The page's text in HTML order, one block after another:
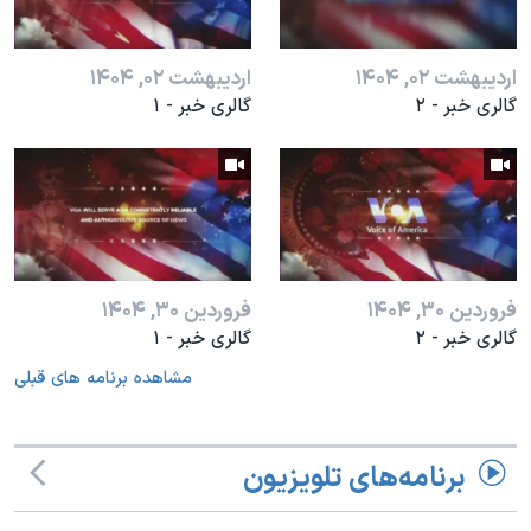
اردیبهشت ۰۲, ۱۴۰۴
گالری خبر - ۲
اردیبهشت ۰۲, ۱۴۰۴
گالری خبر - ۱
فروردین ۳۰, ۱۴۰۴
گالری خبر - ۲
فروردین ۳۰, ۱۴۰۴
گالری خبر - ۱
مشاهده برنامه های قبلی
برنامه‌های تلویزیون